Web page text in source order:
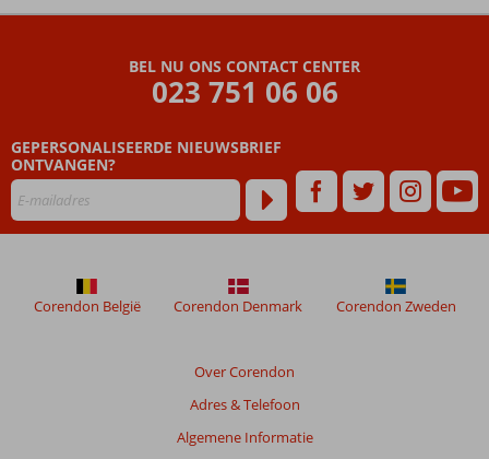
na
hun
verblijf
in
BEL NU ONS CONTACT CENTER
023 751 06 06
GEPERSONALISEERDE NIEUWSBRIEF
ONTVANGEN?
Over Corendon
Adres & Telefoon
Algemene Informatie
Corendon België Corendon Denmark Corendon Zweden